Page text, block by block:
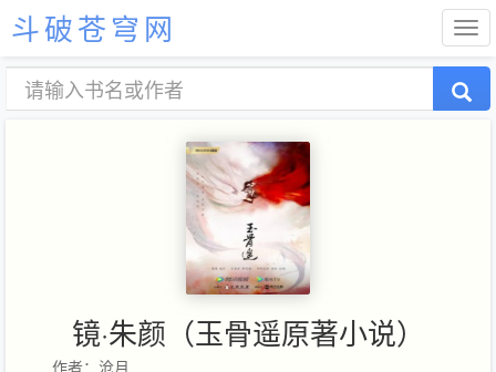
斗破苍穹网
镜·朱颜（玉骨遥原著小说）
作者：沧月